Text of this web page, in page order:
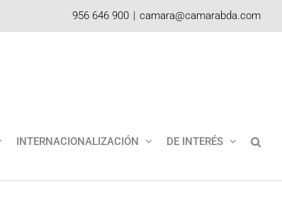
956 646 900 | camara@camarabda.com
INTERNACIONALIZACIÓN DE INTERÉS